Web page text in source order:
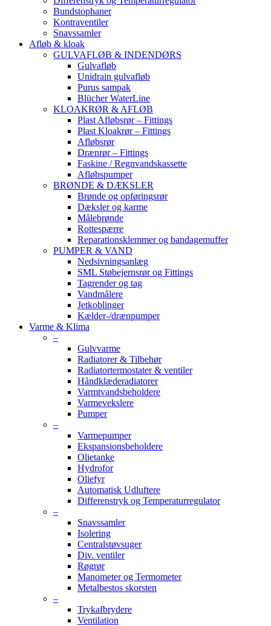
Bundstophaner
Kontraventiler
Snavssamler
Afløb & kloak
GULVAFLØB & INDENDØRS
Gulvafløb
Unidrain gulvafløb
Purus sampak
Blücher WaterLine
KLOAKRØR & AFLØB
Plast Afløbsrør – Fittings
Plast Kloakrør – Fittings
Afløbsrør
Drænrør – Fittings
Faskine / Regnvandskassette
Afløbspumper
BRØNDE & DÆKSLER
Brønde og opføringsrør
Dæksler og karme
Målebrønde
Rottespærre
Reparationsklemmer og bandagemuffer
PUMPER & VAND
Nedsivningsanlæg
SML Støbejernsrør og Fittings
Tagrender og tag
Vandmålere
Jetkoblinger
Kælder-/drænpumper
Varme & Klima
–
Gulvvarme
Radiatorer & Tilbehør
Radiatortermostater & ventiler
Håndklæderadiatorer
Varmtvandsbeholdere
Varmevekslere
Pumper
–
Varmepumper
Ekspansionsbeholdere
Olietanke
Hydrofor
Oliefyr
Automatisk Udluftere
Differenstryk og Temperaturregulator
–
Snavssamler
Isolering
Centralstøvsuger
Div. ventiler
Røgrør
Manometer og Termometer
Metalbestos skorsten
–
Trykafbrydere
Ventilation